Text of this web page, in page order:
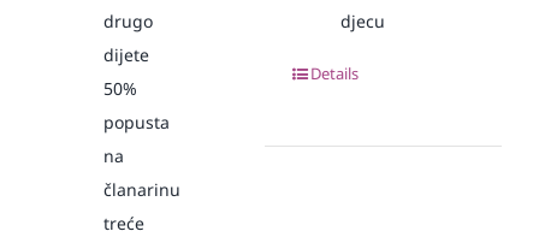
drugo
dijete
50%
popusta
na
članarinu
treće
djecu
Details